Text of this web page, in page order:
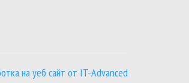
на уеб сайт от IT-Advanced